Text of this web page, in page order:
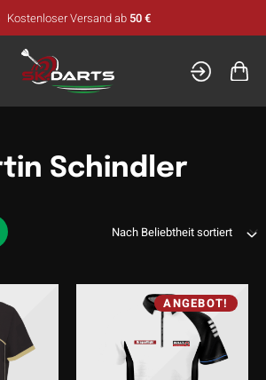
Kostenloser Versand ab 50 €
Schindler
ANGEBOT!